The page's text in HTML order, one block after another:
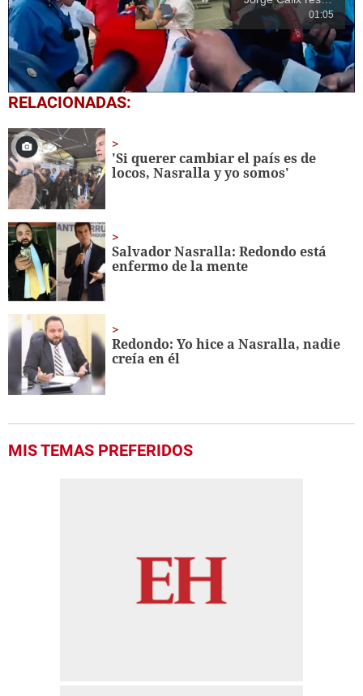
0
seconds
14
seconds
01:05
RELACIONADAS:
'Si querer cambiar el país es de
locos, Nasralla y yo somos'
Salvador Nasralla: Redondo está
enfermo de la mente
Redondo: Yo hice a Nasralla, nadie
creía en él
MIS TEMAS PREFERIDOS